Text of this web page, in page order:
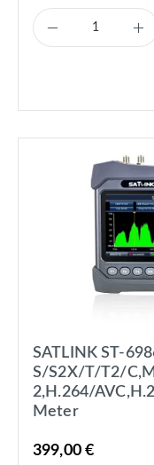
SATLINK ST-
S/S2X/T/T2/
2,H.264/
Meter
399,00 €